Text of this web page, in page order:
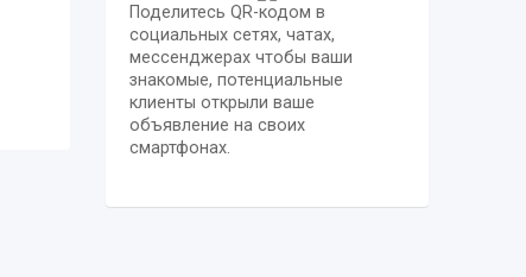
Поделитесь QR-кодом в
социальных сетях, чатах,
мессенджерах чтобы ваши
знакомые, потенциальные
клиенты открыли ваше
объявление на своих
смартфонах.